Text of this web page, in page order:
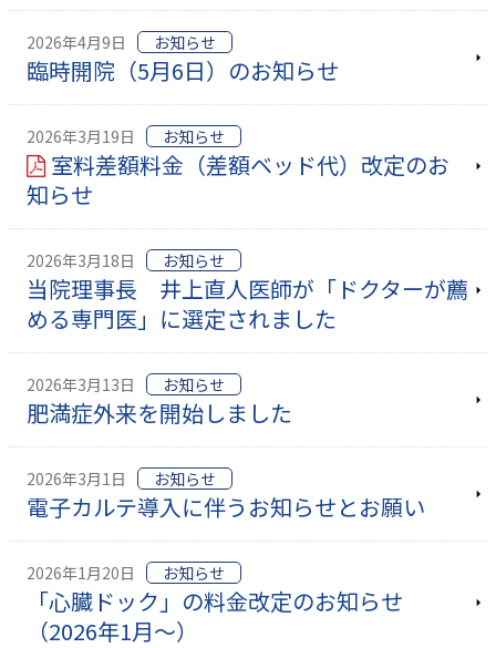
臨時開院（5月6日）のお知らせ
2026年4月9日 お知らせ
室料差額料金（差額ベッド代）改定のお
知らせ
2026年3月19日 お知らせ
当院理事長 井上直人医師が「ドクターが薦
める専門医」に選定されました
2026年3月18日 お知らせ
肥満症外来を開始しました
2026年3月13日 お知らせ
電子カルテ導入に伴うお知らせとお願い
2026年3月1日 お知らせ
「心臓ドック」の料金改定のお知らせ
（2026年1月～）
2026年1月20日 お知らせ